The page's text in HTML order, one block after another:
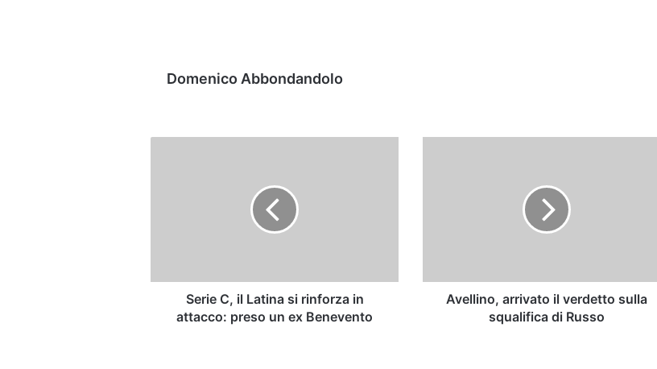
Domenico Abbondandolo
preso
Serie C, il Latina si rinforza in
attacco: preso un ex Benevento
Avellino, arrivato il verdetto sulla
squalifica di Russo